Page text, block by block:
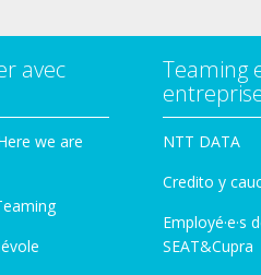
avec
we are
Teaming
NTT DATA
Credito y
Employé·e·s
SEAT&Cupra